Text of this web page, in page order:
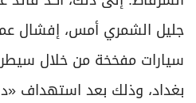
سيارات مفخخة من خلال
بغداد، وذلك بعد استهداف